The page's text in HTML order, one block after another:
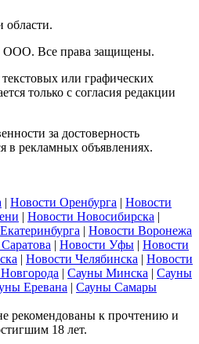
Все права защищены.
или графических
только c согласия редакции
за достоверность
в рекламных объявлениях.
| Новости Оренбурга | Новости
| Новости Новосибирска |
| Новости Воронежа
| Новости Уфы | Новости
| Новости Челябинска | Новости
| Сауны Минска | Сауны
Еревана | Сауны Самары
рекомендованы к прочтению и
18 лет.